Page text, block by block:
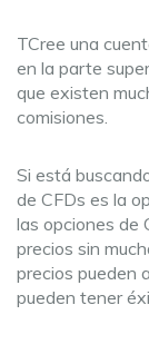
TCree una
en la parte
que existen
comisiones.
Si está
de CFDs es la
las opciones de
precios sin
precios pueden
pueden tener